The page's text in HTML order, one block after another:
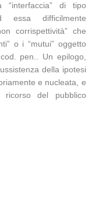
di tipo
essa difficilmente
corrispettività” che
o i “mutui” oggetto
pen.. Un epilogo,
della ipotesi
e nucleata, e
del pubblico